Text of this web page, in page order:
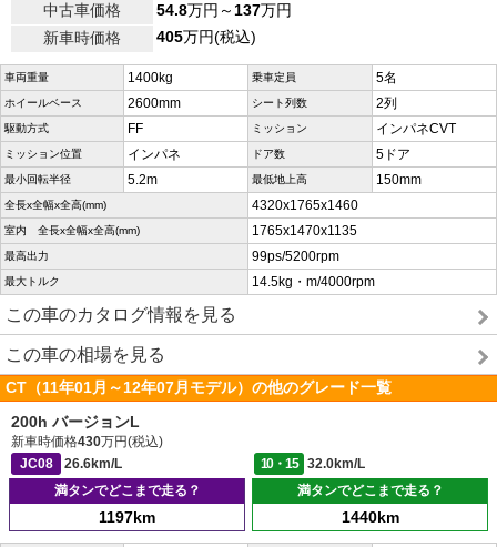
中古車価格
54.8万円～137万円
新車時価格
405万円(税込)
車両重量 1400kg 乗車定員 5名
ホイールベース 2600mm シート列数 2列
駆動方式 FF ミッション インパネCVT
ミッション位置 インパネ ドア数 5ドア
最小回転半径 5.2m 最低地上高 150mm
全長x全幅x全高(mm) 4320x1765x1460
室内 全長x全幅x全高(mm) 1765x1470x1135
最高出力 99ps/5200rpm
最大トルク 14.5kg・m/4000rpm
この車のカタログ情報を見る
この車の相場を見る
CT（11年01月～12年07月モデル）の他のグレード一覧
200h バージョンL
新車時価格430万円(税込)
JC08
26.6km/L 10・15
32.0km/L
満タンでどこまで走る？
1197km
満タンでどこまで走る？
1440km